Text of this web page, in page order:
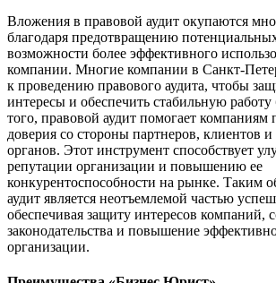
Вложения в правовой аудит окупаются
благодаря предотвращению
возможности более эффективного
компании. Многие компании в Санкт-
к проведению правового аудита, чтобы
интересы и обеспечить стабильную
того, правовой аудит помогает компаниям
доверия со стороны партнеров, клиентов
органов. Этот инструмент способствует
репутации организации и повышению ее
конкурентоспособности на рынке. Таким
аудит является неотъемлемой частью
обеспечивая защиту интересов компаний,
законодательства и повышение
организации.